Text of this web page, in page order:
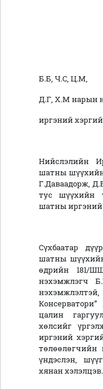
Б.Б, Ч.С, Ц.М,
Д.Г, Х.М нарын
иргэний
Нийслэлийн
шатны шүүхийн
Г.Даваадорж,
тус шүүхийн
шатны иргэний
Сүхбаатар
шатны
өдрийн 181/
нэхэмжлэгч
цалин
хөлсийг
иргэний
төлөөлөгчийн
үндэслэн,
хянан хэлэлцэв.